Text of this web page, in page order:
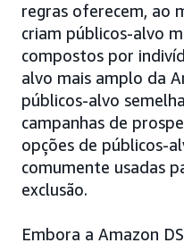
regras oferecem, ao
criam públicos-alvo
compostos por
alvo mais amplo da
públicos-alvo
campanhas de
opções de públicos-
comumente usadas
exclusão.
Embora a Amazon